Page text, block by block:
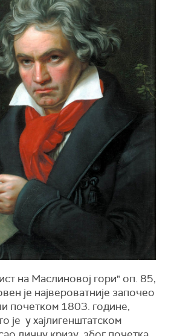
на Маслиновој гори" оп. 85,
је највероватније започео
почетком 1803. године,
је у хајлигенштатском